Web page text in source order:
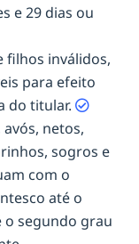
e 29 dias ou
filhos inválidos,
para efeito
do titular.
avós, netos,
sogros e
com o
até o
segundo grau